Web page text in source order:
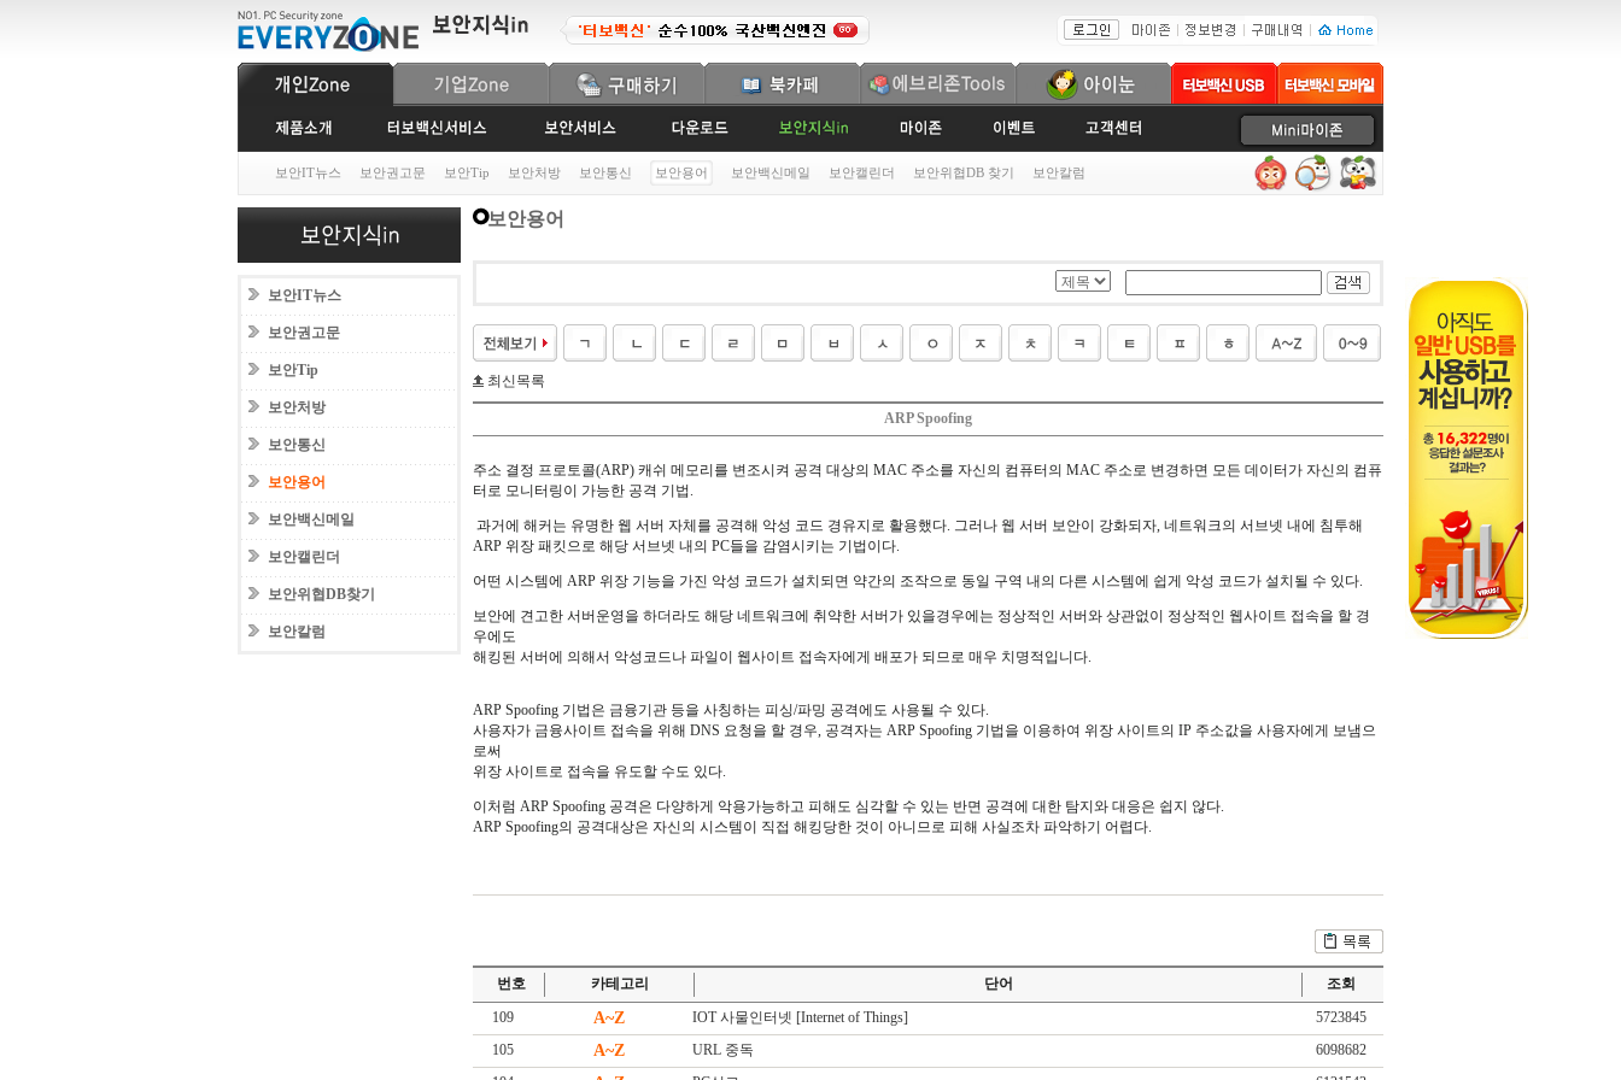
보안IT뉴스 보안권고문 보안Tip 보안처방 보안통신 보안용어 보안백신메일 보안캘린더 보안위협DB 찾기 보안칼럼
보안IT뉴스
보안권고문
보안Tip
보안처방
보안통신
보안용어
보안백신메일
보안캘린더
보안위협DB찾기
보안칼럼
보안용어
최신목록
ARP Spoofing
주소 결정 프로토콜(ARP) 캐쉬 메모리를 변조시켜 공격 대상의 MAC 주소를 자신의 컴퓨터의 MAC 주소로 변경하면 모든 데이터가 자신의 컴퓨
터로 모니터링이 가능한 공격 기법.
과거에 해커는 유명한 웹 서버 자체를 공격해 악성 코드 경유지로 활용했다. 그러나 웹 서버 보안이 강화되자, 네트워크의 서브넷 내에 침투해
ARP 위장 패킷으로 해당 서브넷 내의 PC들을 감염시키는 기법이다.
어떤 시스템에 ARP 위장 기능을 가진 악성 코드가 설치되면 약간의 조작으로 동일 구역 내의 다른 시스템에 쉽게 악성 코드가 설치될 수 있다.
보안에 견고한 서버운영을 하더라도 해당 네트워크에 취약한 서버가 있을경우에는 정상적인 서버와 상관없이 정상적인 웹사이트 접속을 할 경
우에도
해킹된 서버에 의해서 악성코드나 파일이 웹사이트 접속자에게 배포가 되므로 매우 치명적입니다.
ARP Spoofing 기법은 금융기관 등을 사칭하는 피싱/파밍 공격에도 사용될 수 있다.
사용자가 금융사이트 접속을 위해 DNS 요청을 할 경우, 공격자는 ARP Spoofing 기법을 이용하여 위장 사이트의 IP 주소값을 사용자에게 보냄으
로써
위장 사이트로 접속을 유도할 수도 있다.
이처럼 ARP Spoofing 공격은 다양하게 악용가능하고 피해도 심각할 수 있는 반면 공격에 대한 탐지와 대응은 쉽지 않다.
ARP Spoofing의 공격대상은 자신의 시스템이 직접 해킹당한 것이 아니므로 피해 사실조차 파악하기 어렵다.
번호 카테고리 단어
조회
109
A~Z IOT 사물인터넷 [Internet of Things]
5723845
105
A~Z URL 중독
6098682